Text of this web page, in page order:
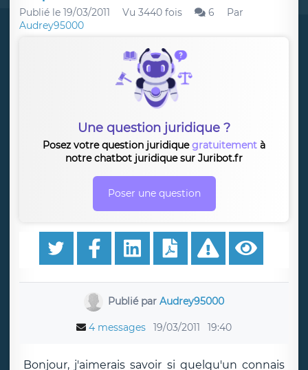
Publié le 19/03/2011 Vu 3440 fois 6
Par
Audrey95000
Une question juridique ?
Posez votre question juridiquegratuitement à
notre chatbot juridique sur Juribot.fr
Poser une question
Publié parAudrey95000
4 messages 19/03/2011 19:40
Bonjour, j'aimerais savoir si quelqu'un connais